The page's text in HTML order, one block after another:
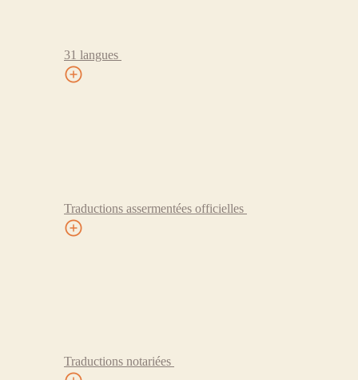
31 langues
Traductions assermentées officielles
Traductions notariées